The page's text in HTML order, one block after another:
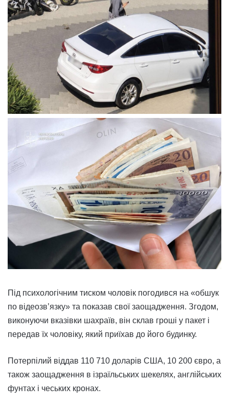
Під психологічним тиском чоловік погодився на «обшук
по відеозв’язку» та показав свої заощадження. Згодом,
виконуючи вказівки шахраїв, він склав гроші у пакет і
передав їх чоловіку, який приїхав до його будинку.
Потерпілий віддав 110 710 доларів США, 10 200 євро, а
також заощадження в ізраїльських шекелях, англійських
фунтах і чеських кронах.